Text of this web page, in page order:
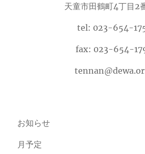
天童市田鶴町4丁目2
tel: 023-654-
fax: 023-654-
お知らせ
月予定